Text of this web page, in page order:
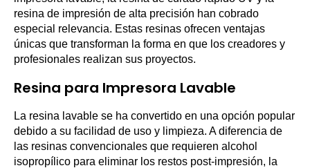
resina de impresión de alta precisión han cobrado
especial relevancia. Estas resinas ofrecen ventajas
únicas que transforman la forma en que los creadores y
profesionales realizan sus proyectos.
Resina para Impresora Lavable
La resina lavable se ha convertido en una opción popular
debido a su facilidad de uso y limpieza. A diferencia de
las resinas convencionales que requieren alcohol
isopropílico para eliminar los restos post-impresión, la